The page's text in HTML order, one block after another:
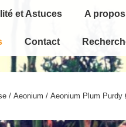
et Astuces A propos
Contact
/ Aeonium / Aeonium Plum Purdy